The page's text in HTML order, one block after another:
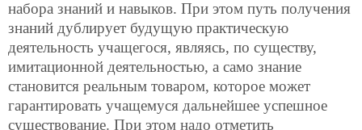
набора знаний и навыков. При этом путь получения
знаний дублирует будущую практическую
деятельность учащегося, являясь, по существу,
имитационной деятельностью, а само знание
становится реальным товаром, которое может
гарантировать учащемуся дальнейшее успешное
существование. При этом надо отметить